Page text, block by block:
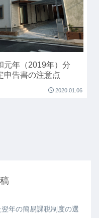
元年（2019年）分
申告書の注意点
2020.01.06
年の簡易課税制度の選